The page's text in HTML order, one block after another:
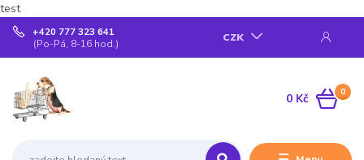
test
CZK
+420 777 323 641
(Po-Pá, 8-16 hod.)
0
0 Kč